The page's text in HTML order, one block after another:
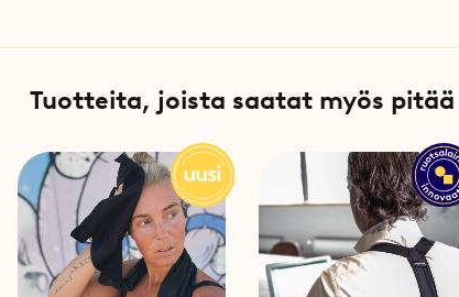
Tuotteita, joista saatat myös pitää